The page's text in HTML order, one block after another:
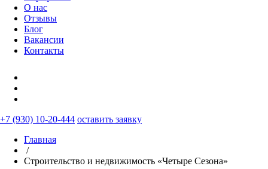
О нас
Отзывы
Блог
Вакансии
Контакты
+7 (930) 10-20-444 оставить заявку
Главная
/
Строительство и недвижимость «Четыре Сезона»